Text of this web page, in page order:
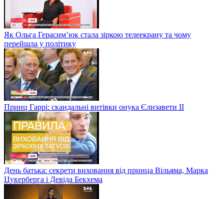
Як Ольга Герасим’юк стала зіркою телеекрану та чому
перейшла у політику
Принц Гаррі: скандальні витівки онука Єлизавети II
День батька: секрети виховання від принца Вільяма, Марка
Цукерберга і Девіда Бекхема